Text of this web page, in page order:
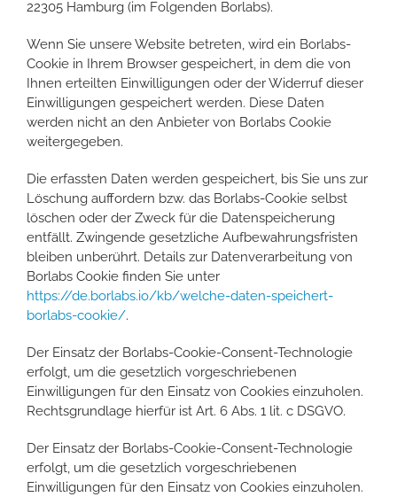
22305 Hamburg (im Folgenden Borlabs).
Wenn Sie unsere Website betreten, wird ein Borlabs-
Cookie in Ihrem Browser gespeichert, in dem die von
Ihnen erteilten Einwilligungen oder der Widerruf dieser
Einwilligungen gespeichert werden. Diese Daten
werden nicht an den Anbieter von Borlabs Cookie
weitergegeben.
Die erfassten Daten werden gespeichert, bis Sie uns zur
Löschung auffordern bzw. das Borlabs-Cookie selbst
löschen oder der Zweck für die Datenspeicherung
entfällt. Zwingende gesetzliche Aufbewahrungsfristen
bleiben unberührt. Details zur Datenverarbeitung von
Borlabs Cookie finden Sie unter
https://de.borlabs.io/kb/welche-daten-speichert-
borlabs-cookie/.
Der Einsatz der Borlabs-Cookie-Consent-Technologie
erfolgt, um die gesetzlich vorgeschriebenen
Einwilligungen für den Einsatz von Cookies einzuholen.
Rechtsgrundlage hierfür ist Art. 6 Abs. 1 lit. c DSGVO.
Der Einsatz der Borlabs-Cookie-Consent-Technologie
erfolgt, um die gesetzlich vorgeschriebenen
Einwilligungen für den Einsatz von Cookies einzuholen.